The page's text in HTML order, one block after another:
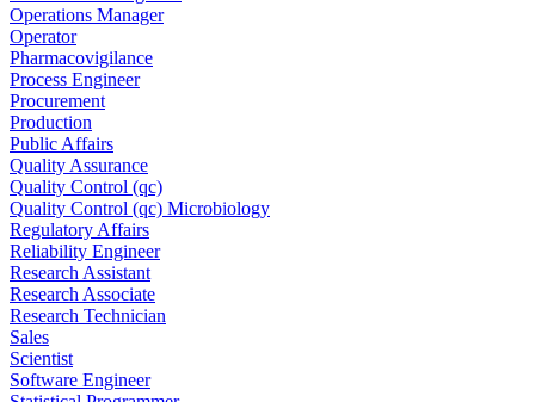
Operations Manager
Operator
Pharmacovigilance
Process Engineer
Procurement
Production
Public Affairs
Quality Assurance
Quality Control (qc)
Quality Control (qc) Microbiology
Regulatory Affairs
Reliability Engineer
Research Assistant
Research Associate
Research Technician
Sales
Scientist
Software Engineer